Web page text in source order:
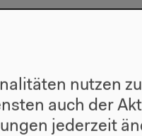
nutzen
auch der
jederzeit